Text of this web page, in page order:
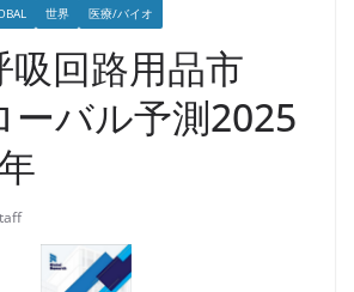
世界 医療/バイオ
吸回路用品市
ーバル予測2025